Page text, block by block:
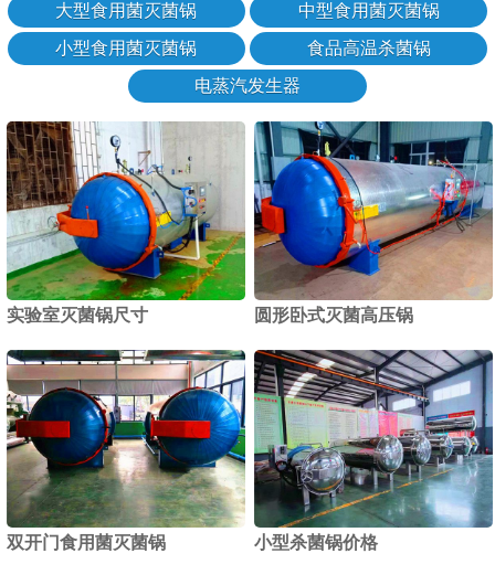
大型食用菌灭菌锅
中型食用菌灭菌锅
小型食用菌灭菌锅
食品高温杀菌锅
电蒸汽发生器
实验室灭菌锅尺寸 圆形卧式灭菌高压锅
双开门食用菌灭菌锅 小型杀菌锅价格